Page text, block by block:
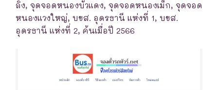
ลิง, จุดจอดหนองบัวแดง, จุดจอดหนองเม็ก, จุดจอด
หนองแวงใหญ่, บขส. อุดรธานี แห่งที่ 1, บขส.
อุดรธานี แห่งที่ 2, ค้นเมื่อปี 2566